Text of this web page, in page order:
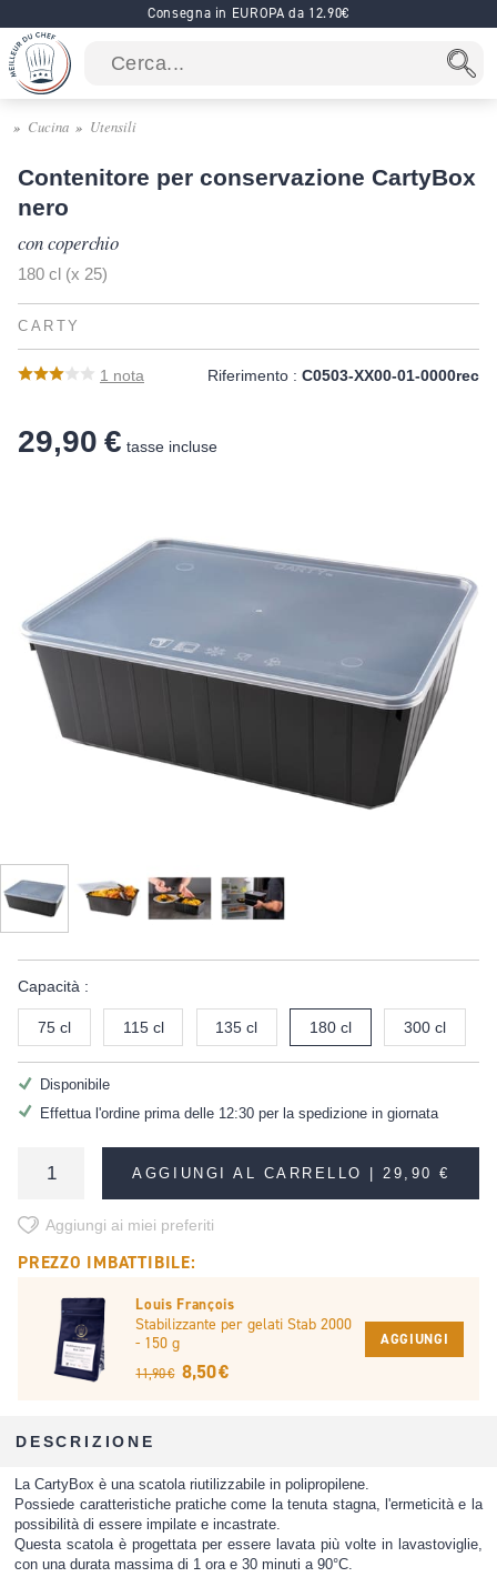
Consegna in EUROPA da 12.90€
Cucina Utensili
Contenitore per conservazione CartyBox
nero
con coperchio
180 cl (x 25)
CARTY
1 nota Riferimento : C0503-XX00-01-0000rec
29,90 € tasse incluse
Capacità :
75 cl 115 cl 135 cl 180 cl 300 cl
Disponibile
Effettua l'ordine prima delle 12:30 per la spedizione in giornata
AGGIUNGI AL CARRELLO | 29,90 €
Aggiungi ai miei preferiti
PREZZO IMBATTIBILE:
Louis François
Stabilizzante per gelati Stab 2000
- 150 g
11,90 € 8,50 €
AGGIUNGI
DESCRIZIONE
La CartyBox è una scatola riutilizzabile in polipropilene.
Possiede caratteristiche pratiche come la tenuta stagna, l'ermeticità e la
possibilità di essere impilate e incastrate.
Questa scatola è progettata per essere lavata più volte in lavastoviglie,
con una durata massima di 1 ora e 30 minuti a 90°C.